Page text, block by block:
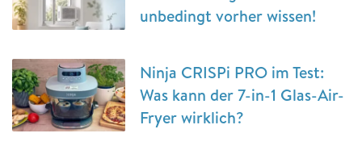
unbedingt vorher wissen!
Ninja CRISPi PRO im Test:
Was kann der 7-in-1 Glas-Air-
Fryer wirklich?